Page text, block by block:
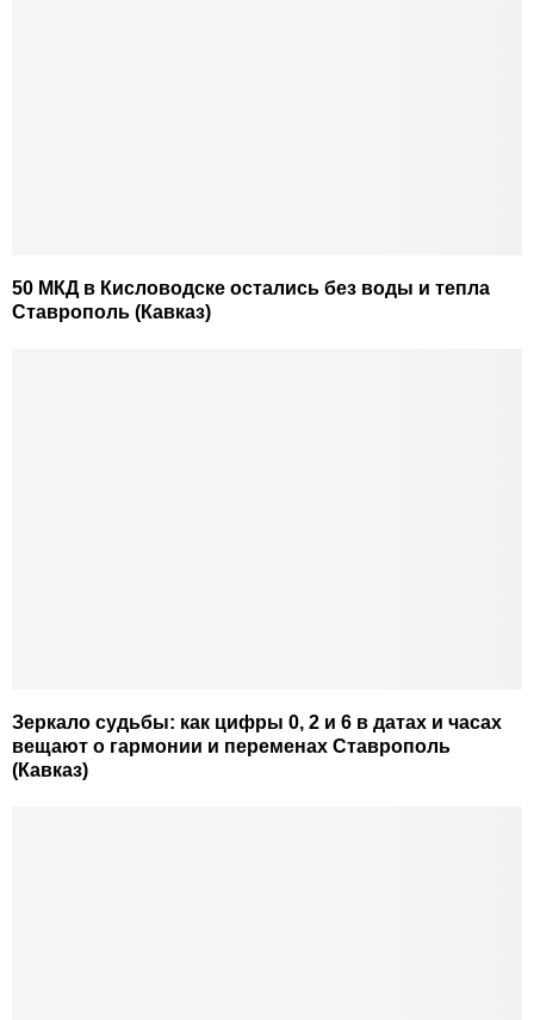
50 МКД в Кисловодске остались без воды и тепла
Ставрополь (Кавказ)
Зеркало судьбы: как цифры 0, 2 и 6 в датах и часах
вещают о гармонии и переменах Ставрополь
(Кавказ)